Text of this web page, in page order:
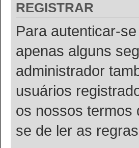
REGISTRAR
Para autenticar-
apenas alguns
administrador
usuários
os nossos termos
se de ler as